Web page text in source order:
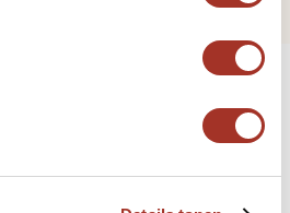
uw zoektocht
reis?